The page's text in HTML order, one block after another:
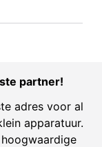
partner!
adres voor al
apparatuur.